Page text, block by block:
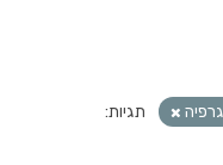
תגיות: